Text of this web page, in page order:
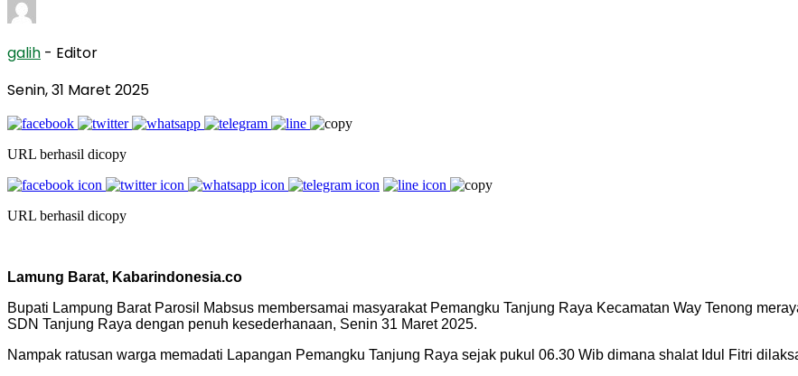
galih - Editor
Senin, 31 Maret 2025
URL berhasil dicopy
URL berhasil dicopy
Lamung Barat, Kabarindonesia.co
Bupati Lampung Barat Parosil Mabsus membersamai masyarakat Pemangku Tanjung Raya Kecamatan Way Tenong
SDN Tanjung Raya dengan penuh kesederhanaan, Senin 31 Maret 2025.
Nampak ratusan warga memadati Lapangan Pemangku Tanjung Raya sejak pukul 06.30 Wib dimana shalat Idul Fitri